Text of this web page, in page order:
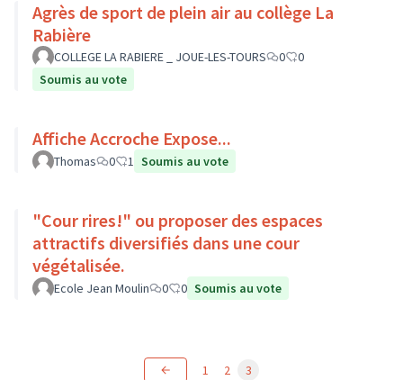
Agrès de sport de plein air au collège La
Rabière
COLLEGE LA RABIERE _ JOUE-LES-TOURS 0
0
Soumis au vote
Affiche Accroche Expose...
Thomas 0 1 Soumis au vote
"Cour rires!" ou proposer des espaces
attractifs diversifiés dans une cour
végétalisée.
Ecole Jean Moulin 0 0 Soumis au vote
1 2 3